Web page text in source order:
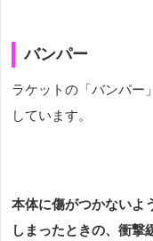
バンパー
ラケットの「バンパー
しています。
本体に傷がつかないよ
しまったときの、衝撃